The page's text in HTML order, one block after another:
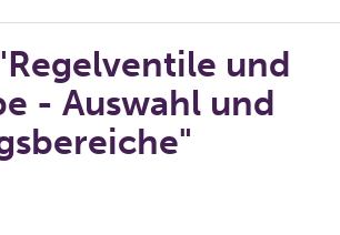
und
- Auswahl und